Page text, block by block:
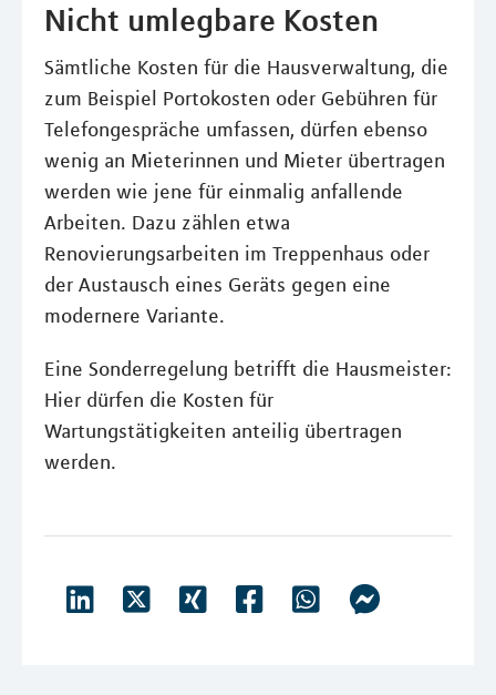
Nicht umlegbare Kosten
Sämtliche Kosten für die Hausverwaltung, die
zum Beispiel Portokosten oder Gebühren für
Telefongespräche umfassen, dürfen ebenso
wenig an Mieterinnen und Mieter übertragen
werden wie jene für einmalig anfallende
Arbeiten. Dazu zählen etwa
Renovierungsarbeiten im Treppenhaus oder
der Austausch eines Geräts gegen eine
modernere Variante.
Eine Sonderregelung betrifft die Hausmeister:
Hier dürfen die Kosten für
Wartungstätigkeiten anteilig übertragen
werden.